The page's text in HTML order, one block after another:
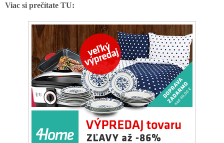
Viac si prečítate TU: